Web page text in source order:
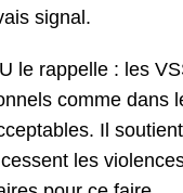
signal.
le rappelle : les
comme dans
Il
les